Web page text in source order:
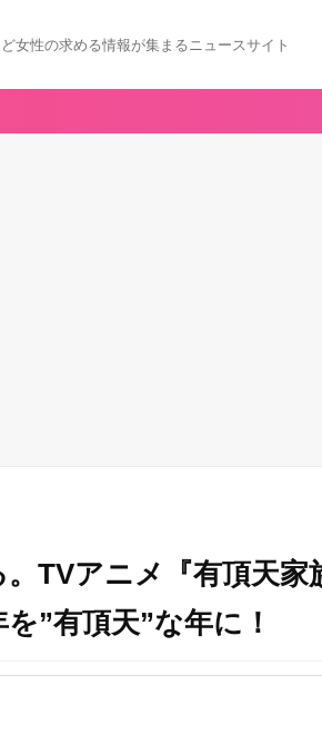
女性の求める情報が集まるニュースサイト
TVアニメ『有頂天家
”有頂天”な年に！